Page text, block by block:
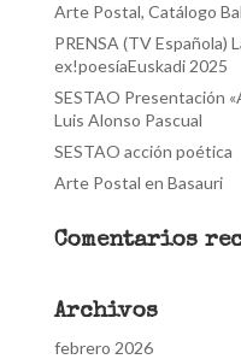
Arte Postal, Catálogo
PRENSA (TV Española)
ex!poesíaEuskadi 2025
SESTAO Presentación
Luis Alonso Pascual
SESTAO acción poética
Arte Postal en Basauri
Comentarios
Archivos
febrero 2026